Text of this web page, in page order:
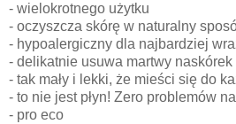
- wielokrotnego użytku
- oczyszcza skórę w naturalny
- hypoalergiczny dla najbardziej
- delikatnie usuwa martwy
- tak mały i lekki, że mieści się do
- to nie jest płyn! Zero problemów
- pro eco